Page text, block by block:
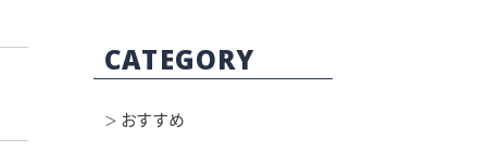
CATEGORY
おすすめ